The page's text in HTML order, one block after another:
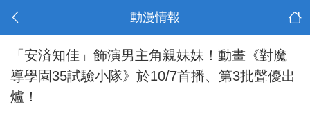
動漫情報
「安済知佳」飾演男主角親妹妹！動畫《對魔
導學園35試驗小隊》於10/7首播、第3批聲優出
爐！